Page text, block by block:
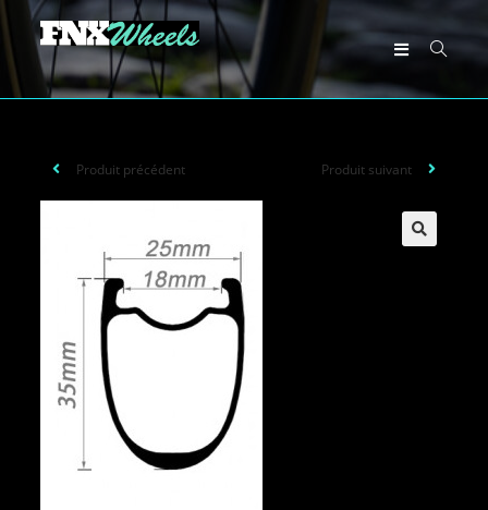
Produit précédent Produit suivant